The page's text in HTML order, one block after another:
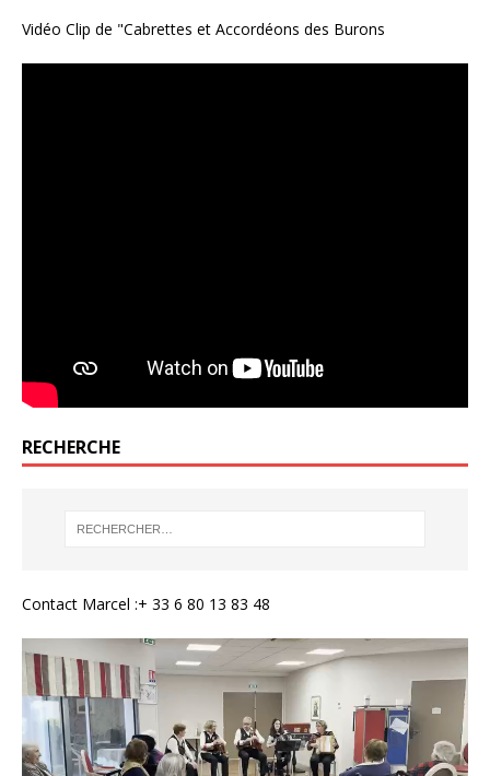
Vidéo Clip de "Cabrettes et Accordéons des Burons
RECHERCHE
Contact Marcel :+ 33 6 80 13 83 48